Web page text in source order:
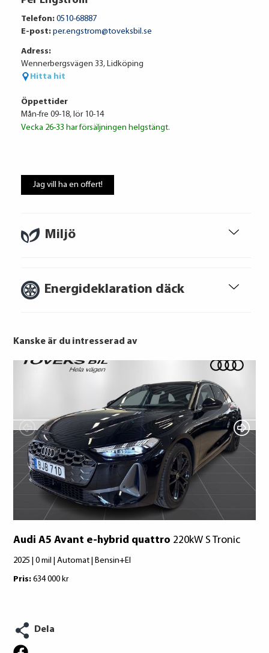
Miljö
Energideklaration däck
6 318 kr / mån
Ränta
Uppläggningsavgift
Administrationskostnad
Om du inte kan betala tillbaka skulden i
lån. För stöd, vänd dig till budget- och
Telefon: 0510-68887
E-post: per.engstrom@toveksbil.se
Adress:
Wennerbergsvägen 33, Lidköping
Hitta hit
Öppettider
Mån-fre 09-18, lör 10-14
Vecka 26-33 har försäljningen helgstängt.
Jag vill ha en offert!
Kanske är du intresserad av
Audi A5 Avant e-hybrid quattro 220kW S Tronic
2025 | 0 mil | Automat | Bensin+El
Pris: 634 000 kr
Dela